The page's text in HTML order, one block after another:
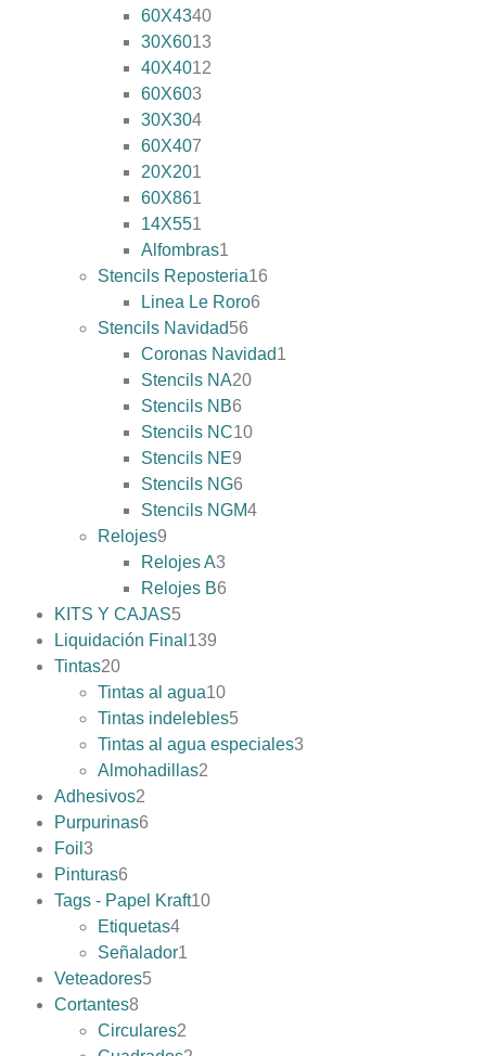
60X4340
30X6013
40X4012
60X603
30X304
60X407
20X201
60X861
14X551
Alfombras1
Stencils Reposteria16
Linea Le Roro6
Stencils Navidad56
Coronas Navidad1
Stencils NA20
Stencils NB6
Stencils NC10
Stencils NE9
Stencils NG6
Stencils NGM4
Relojes9
Relojes A3
Relojes B6
KITS Y CAJAS5
Liquidación Final 139
Tintas20
Tintas al agua10
Tintas indelebles5
Tintas al agua especiales3
Almohadillas2
Adhesivos2
Purpurinas6
Foil 3
Pinturas6
Tags - Papel Kraft10
Etiquetas4
Señalador1
Veteadores5
Cortantes8
Circulares2